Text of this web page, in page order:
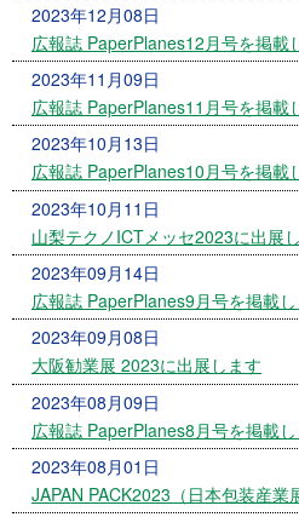
2023年12月08日
広報誌 PaperPlanes12月号を掲載
2023年11月09日
広報誌 PaperPlanes11月号を掲載
2023年10月13日
広報誌 PaperPlanes10月号を掲載
2023年10月11日
山梨テクノICTメッセ2023に出展
2023年09月14日
広報誌 PaperPlanes9月号を掲載
2023年09月08日
大阪勧業展 2023に出展します
2023年08月09日
広報誌 PaperPlanes8月号を掲載
2023年08月01日
JAPAN PACK2023（日本包装産業